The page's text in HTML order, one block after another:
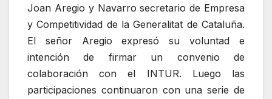
Joan Aregio y Navarro secretario de Empresa
y Competitividad de la Generalitat de Cataluña.
El señor Aregio expresó su voluntad e
intención de firmar un convenio de
colaboración con el INTUR. Luego las
participaciones continuaron con una serie de